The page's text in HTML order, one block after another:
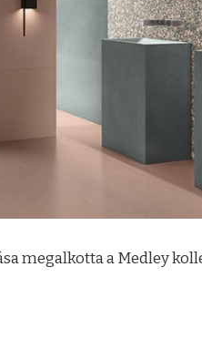
megalkotta a Medley